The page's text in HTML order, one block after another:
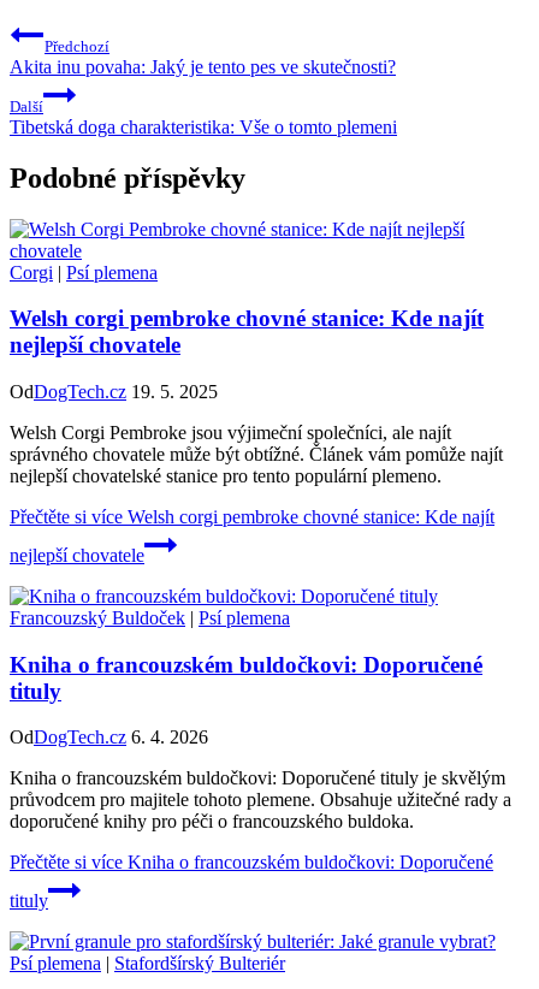
Předchozí
Akita inu povaha: Jaký je tento pes ve skutečnosti?
Další
Tibetská doga charakteristika: Vše o tomto plemeni
Podobné příspěvky
Corgi | Psí plemena
Welsh corgi pembroke chovné stanice: Kde najít
nejlepší chovatele
OdDogTech.cz 19. 5. 2025
Welsh Corgi Pembroke jsou výjimeční společníci, ale najít
správného chovatele může být obtížné. Článek vám pomůže najít
nejlepší chovatelské stanice pro tento populární plemeno.
Přečtěte si více Welsh corgi pembroke chovné stanice: Kde najít
nejlepší chovatele
Francouzský Buldoček | Psí plemena
Kniha o francouzském buldočkovi: Doporučené
tituly
OdDogTech.cz 6. 4. 2026
Kniha o francouzském buldočkovi: Doporučené tituly je skvělým
průvodcem pro majitele tohoto plemene. Obsahuje užitečné rady a
doporučené knihy pro péči o francouzského buldoka.
Přečtěte si více Kniha o francouzském buldočkovi: Doporučené
tituly
Psí plemena | Stafordšírský Bulteriér